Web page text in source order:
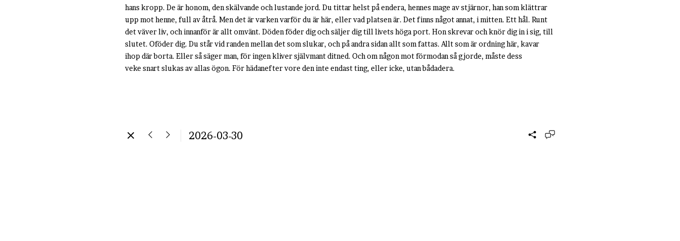
hans kropp. De är honom, den skälvande och lustande jord. Du tittar helst på endera, hennes mage av stjärnor, han som klättrar
upp mot henne, full av åtrå. Men det är varken varför du är här, eller vad platsen är. Det finns något annat, i mitten. Ett hål. Runt
det väver liv, och innanför är allt omvänt. Döden föder dig och säljer dig till livets höga port. Hon skrevar och knör dig in i sig, till
slutet. Oföder dig. Du står vid randen mellan det som slukar, och på andra sidan allt som fattas. Allt som är ordning här, kavar
ihop där borta. Eller så säger man, för ingen kliver självmant ditned. Och om någon mot förmodan så gjorde, måste dess
veke snart slukas av allas ögon. För hädanefter vore den inte endast ting, eller icke, utan bådadera.
2026-03-30